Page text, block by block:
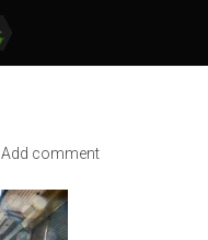
Add comment